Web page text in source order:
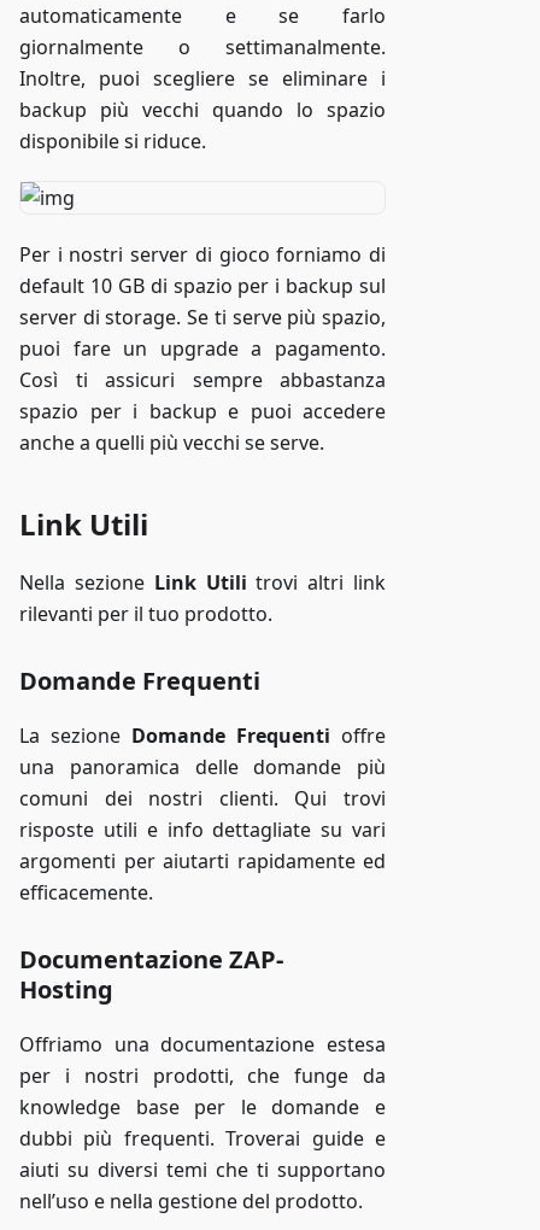
automaticamente e se farlo
giornalmente o settimanalmente.
Inoltre, puoi scegliere se eliminare i
backup più vecchi quando lo spazio
disponibile si riduce.
Per i nostri server di gioco forniamo di
default 10 GB di spazio per i backup sul
server di storage. Se ti serve più spazio,
puoi fare un upgrade a pagamento.
Così ti assicuri sempre abbastanza
spazio per i backup e puoi accedere
anche a quelli più vecchi se serve.
Link Utili
Nella sezione Link Utili trovi altri link
rilevanti per il tuo prodotto.
Domande Frequenti
La sezione Domande Frequenti offre
una panoramica delle domande più
comuni dei nostri clienti. Qui trovi
risposte utili e info dettagliate su vari
argomenti per aiutarti rapidamente ed
efficacemente.
Documentazione ZAP-
Hosting
Offriamo una documentazione estesa
per i nostri prodotti, che funge da
knowledge base per le domande e
dubbi più frequenti. Troverai guide e
aiuti su diversi temi che ti supportano
nell’uso e nella gestione del prodotto.